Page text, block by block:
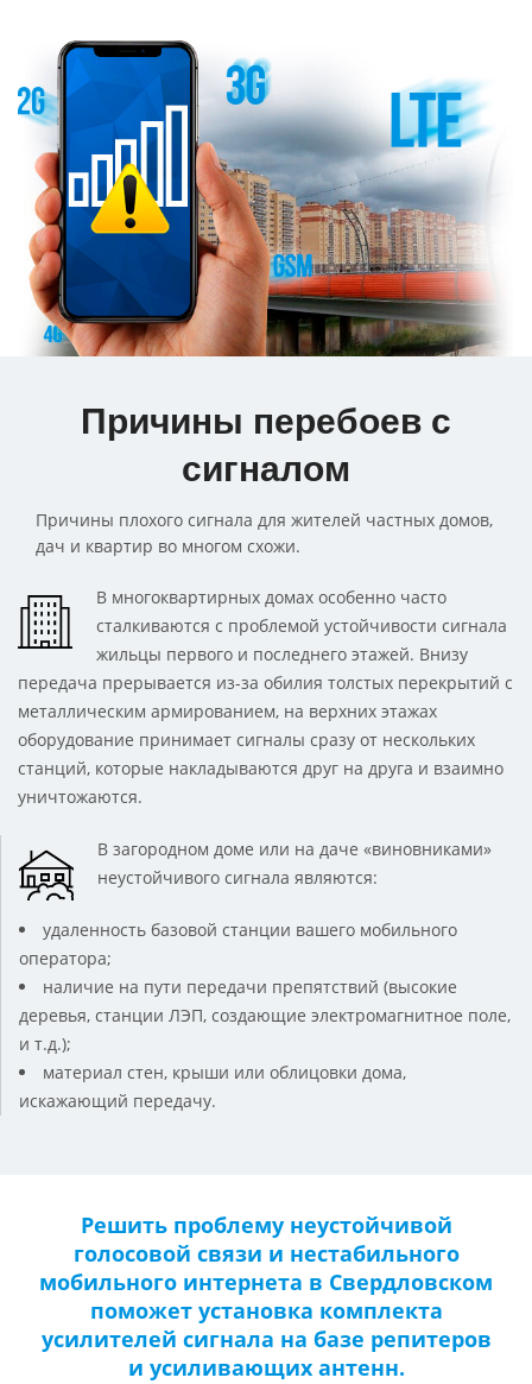
Причины перебоев с
сигналом
Причины плохого сигнала для жителей частных домов,
дач и квартир во многом схожи.
В многоквартирных домах особенно часто
сталкиваются с проблемой устойчивости сигнала
жильцы первого и последнего этажей. Внизу
передача прерывается из-за обилия толстых перекрытий с
металлическим армированием, на верхних этажах
оборудование принимает сигналы сразу от нескольких
станций, которые накладываются друг на друга и взаимно
уничтожаются.
В загородном доме или на даче «виновниками»
неустойчивого сигнала являются:
удаленность базовой станции вашего мобильного
оператора;
наличие на пути передачи препятствий (высокие
деревья, станции ЛЭП, создающие электромагнитное поле,
и т.д.);
материал стен, крыши или облицовки дома,
искажающий передачу.
Решить проблему неустойчивой
голосовой связи и нестабильного
мобильного интернета в Свердловском
поможет установка комплекта
усилителей сигнала на базе репитеров
и усиливающих антенн.